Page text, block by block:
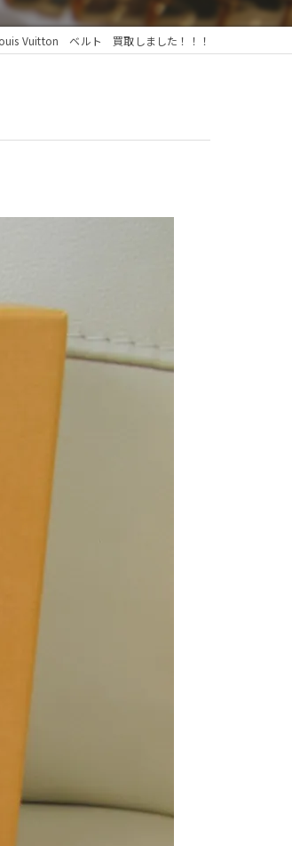
Vuitton ベルト 買取しました！！！